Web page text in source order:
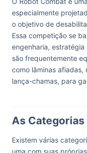
especialmente
o objetivo de
Essa competição se
engenharia,
são frequentemente
como lâminas afiadas,
lança-chamas, para
As Categorias
Existem várias
uma com suas